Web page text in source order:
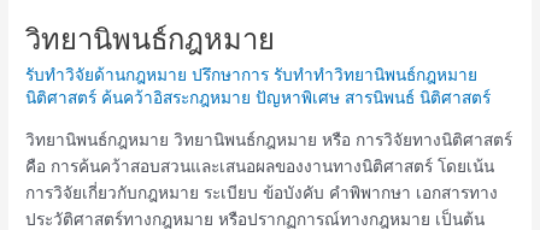
วิทยานิพนธ์กฎหมาย
รับทำวิจัยด้านกฎหมาย ปรึกษาการ รับทำทำวิทยานิพนธ์กฎหมาย
นิติศาสตร์ ค้นคว้าอิสระกฎหมาย ปัญหาพิเศษ สารนิพนธ์ นิติศาสตร์
วิทยานิพนธ์กฎหมาย วิทยานิพนธ์กฎหมาย หรือ การวิจัยทางนิติศาสตร์
คือ การค้นคว้าสอบสวนและเสนอผลของงานทางนิติศาสตร์ โดยเน้น
การวิจัยเกี่ยวกับกฎหมาย ระเบียบ ข้อบังคับ คำพิพากษา เอกสารทาง
ประวัติศาสตร์ทางกฎหมาย หรือปรากฏการณ์ทางกฎหมาย เป็นต้น
วิทยานิพนธ์